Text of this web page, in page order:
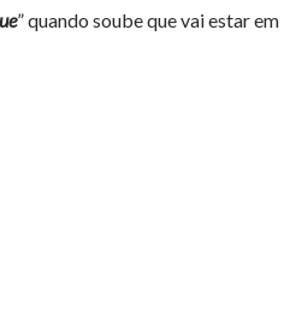
” quando soube que vai estar em